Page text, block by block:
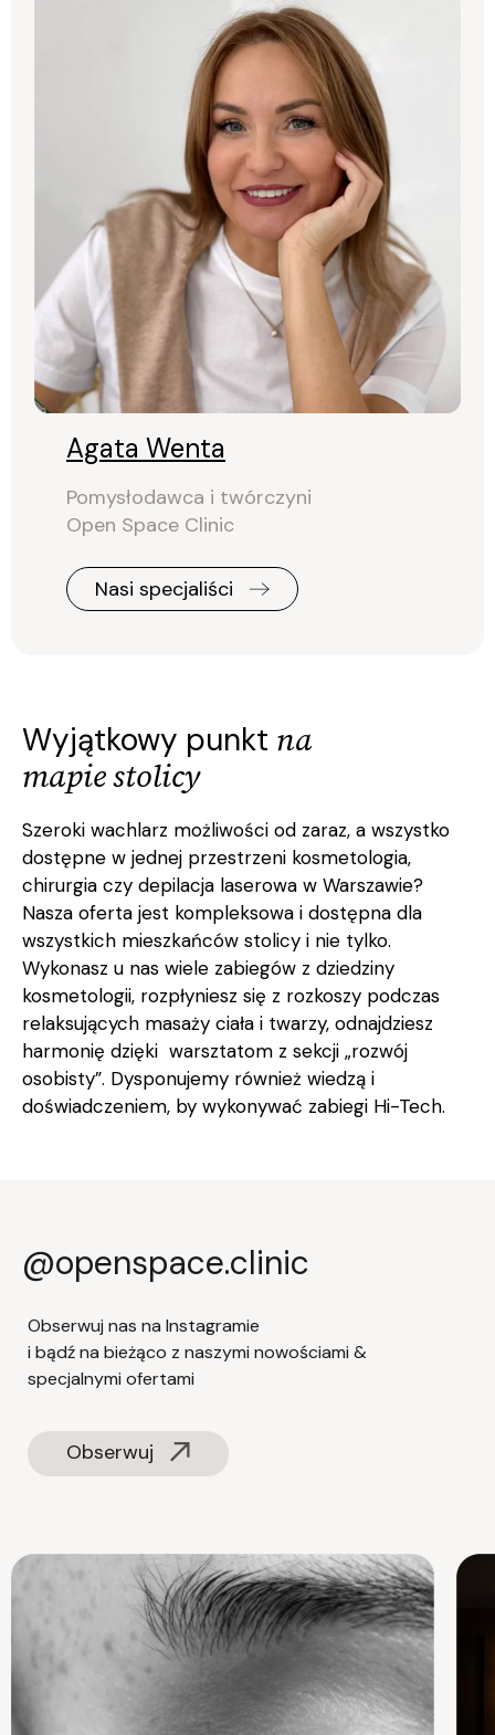
Agata Wenta
Pomysłodawca i twórczyni
Open Space Clinic
Nasi specjaliści
Wyjątkowy punkt na
mapie stolicy
Szeroki wachlarz możliwości od zaraz, a wszystko
dostępne w jednej przestrzeni kosmetologia,
chirurgia czy depilacja laserowa w Warszawie?
Nasza oferta jest kompleksowa i dostępna dla
wszystkich mieszkańców stolicy i nie tylko.
Wykonasz u nas wiele zabiegów z dziedziny
kosmetologii, rozpłyniesz się z rozkoszy podczas
relaksujących masaży ciała i twarzy, odnajdziesz
harmonię dzięki warsztatom z sekcji „rozwój
osobisty”. Dysponujemy również wiedzą i
doświadczeniem, by wykonywać zabiegi Hi-Tech.
@openspace.clinic
Obserwuj nas na Instagramie
i bądź na bieżąco z naszymi nowościami &
specjalnymi ofertami
Obserwuj